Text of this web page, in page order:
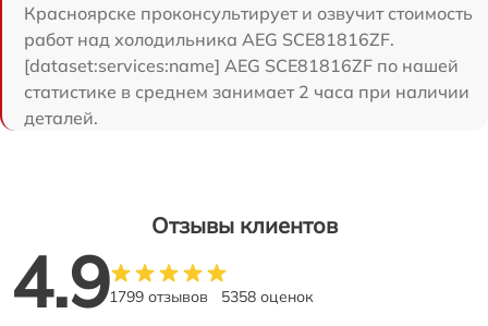
Красноярске проконсультирует и озвучит стоимость
работ над холодильника AEG SCE81816ZF.
[dataset:services:name] AEG SCE81816ZF по нашей
статистике в среднем занимает 2 часа при наличии
деталей.
Отзывы клиентов
4.91799 отзывов 5358 оценок